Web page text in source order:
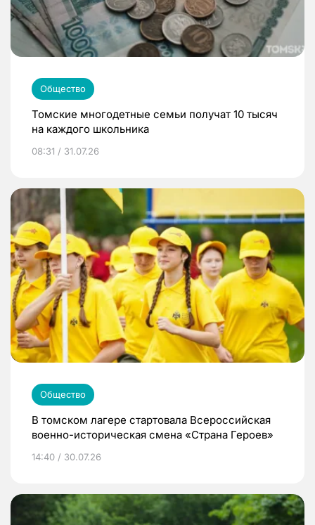
Общество
Томские многодетные семьи получат 10 тысяч
на каждого школьника
08:31 / 31.07.26
Общество
В томском лагере стартовала Всероссийская
военно-историческая смена «Страна Героев»
14:40 / 30.07.26